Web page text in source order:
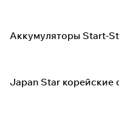
Аккумуляторы Start-
Japan Star корейские